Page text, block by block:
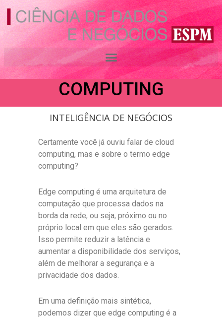
para
conteúdo
ENTENDENDO O
QUE É EDGE
COMPUTING
INTELIGÊNCIA DE NEGÓCIOS
Certamente você já ouviu falar de cloud
computing, mas e sobre o termo edge
computing?
Edge computing é uma arquitetura de
computação que processa dados na
borda da rede, ou seja, próximo ou no
próprio local em que eles são gerados.
Isso permite reduzir a latência e
aumentar a disponibilidade dos serviços,
além de melhorar a segurança e a
privacidade dos dados.
Em uma definição mais sintética,
podemos dizer que edge computing é a